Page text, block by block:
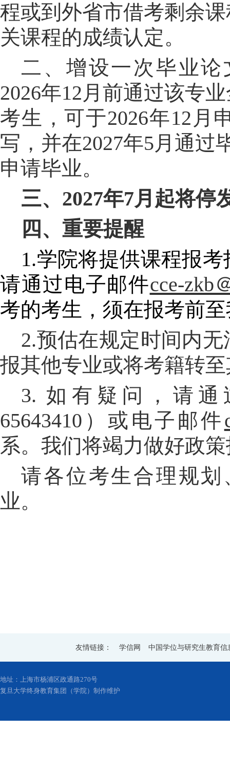
程或到外省市借考剩余
关课程的成绩认定。
二、 增设一次毕业
2026年12月前通过该专
考生，可于2026年12 月
写，并在2027年5月通过
申请毕业。
三、 2027年7月起将停
四、重要提醒
1.学院将提供课程报
请通过电子邮件cce-zkb
考的考生，须在报考前
2.预估在规定时间内
报其他专业或将考籍转
3. 如有疑问，请通
65643410）或电子邮件
系。我们将竭力做好政
请各位考生合理规
业。
友情链接： 学信网 中国学位与研究生教育信
地址：上海市杨浦区政通路270号
复旦大学终身教育集团（学院）制作维护